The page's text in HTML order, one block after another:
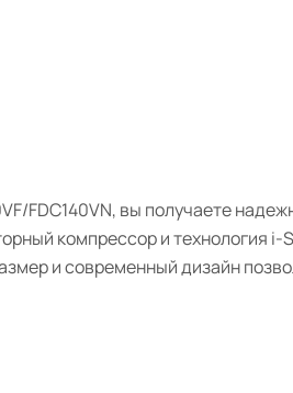
FDC140VN, вы получаете
компрессор и технология
и современный дизайн